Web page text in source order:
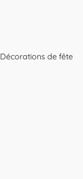
Décorations de fête